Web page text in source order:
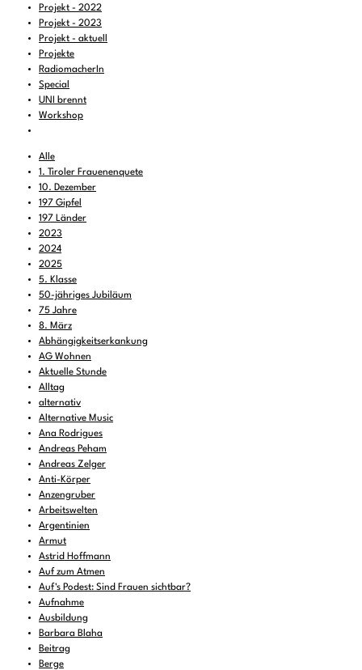
Projekt - 2022
Projekt - 2023
Projekt - aktuell
Projekte
RadiomacherIn
Special
UNI brennt
Workshop
Alle
1. Tiroler Frauenenquete
10. Dezember
197 Gipfel
197 Länder
2023
2024
2025
5. Klasse
50-jähriges Jubiläum
75 Jahre
8. März
Abhängigkeitserkankung
AG Wohnen
Aktuelle Stunde
Alltag
alternativ
Alternative Music
Ana Rodrigues
Andreas Peham
Andreas Zelger
Anti-Körper
Anzengruber
Arbeitswelten
Argentinien
Armut
Astrid Hoffmann
Auf zum Atmen
Auf's Podest: Sind Frauen sichtbar?
Aufnahme
Ausbildung
Barbara Blaha
Beitrag
Berge